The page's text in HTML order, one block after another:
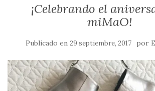
¡Celebrando el
miMaO!
Publicado en 29 septiembre, 2017 por